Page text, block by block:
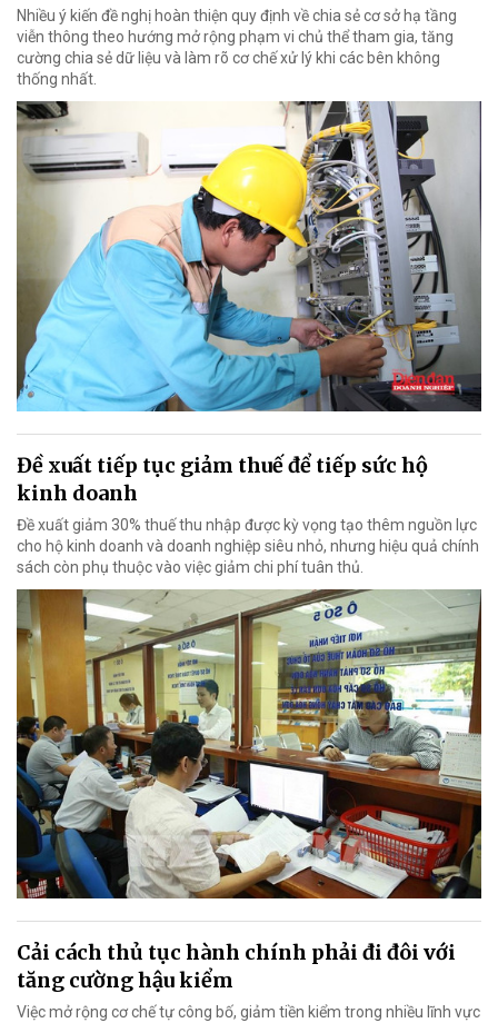
Nhiều ý kiến đề nghị hoàn thiện quy định về chia sẻ cơ sở hạ tầng
viễn thông theo hướng mở rộng phạm vi chủ thể tham gia, tăng
cường chia sẻ dữ liệu và làm rõ cơ chế xử lý khi các bên không
thống nhất.
Đề xuất tiếp tục giảm thuế để tiếp sức hộ
kinh doanh
Đề xuất giảm 30% thuế thu nhập được kỳ vọng tạo thêm nguồn lực
cho hộ kinh doanh và doanh nghiệp siêu nhỏ, nhưng hiệu quả chính
sách còn phụ thuộc vào việc giảm chi phí tuân thủ.
Cải cách thủ tục hành chính phải đi đôi với
tăng cường hậu kiểm
Việc mở rộng cơ chế tự công bố, giảm tiền kiểm trong nhiều lĩnh vực